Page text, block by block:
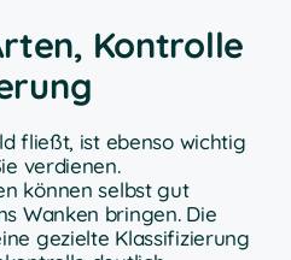
Kontrolle
fließt, ist ebenso wichtig
verdienen.
können selbst gut
Wanken bringen. Die
gezielte Klassifizierung